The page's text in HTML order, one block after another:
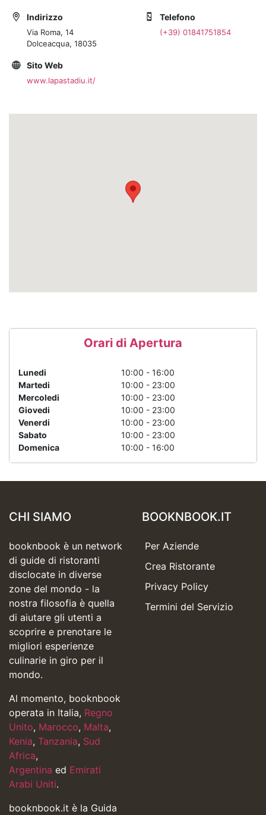
Indirizzo
Via Roma, 14
Dolceacqua, 18035
Telefono
(+39) 01841751854
Sito Web
www.lapastadiu.it/
Orari di Apertura
Lunedi
10:00 - 16:00
Martedi
10:00 - 23:00
Mercoledi
10:00 - 23:00
Giovedi
10:00 - 23:00
Venerdi
10:00 - 23:00
Sabato
10:00 - 23:00
Domenica
10:00 - 16:00
CHI SIAMO
booknbook è un network
di guide di ristoranti
disclocate in diverse
zone del mondo - la
nostra filosofia è quella
di aiutare gli utenti a
scoprire e prenotare le
migliori esperienze
culinarie in giro per il
mondo.
Al momento, booknbook
operata in Italia, Regno
Unito, Marocco, Malta,
Kenia, Tanzania, Sud
Africa,
Argentina ed Emirati
Arabi Uniti.
booknbook.it è la Guida
BOOKNBOOK.IT
Per Aziende
Crea Ristorante
Privacy Policy
Termini del Servizio